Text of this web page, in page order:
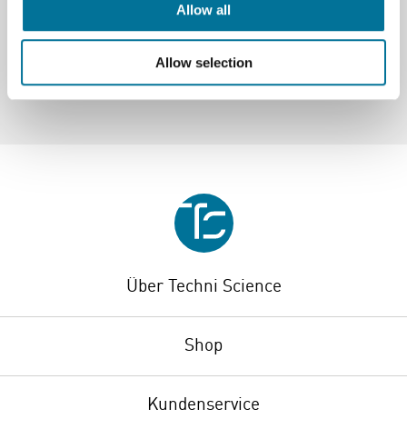
Allow all
Allow selection
Edvotek
Über Techni Science
Shop
Kundenservice